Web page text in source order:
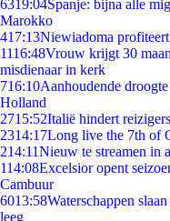
6319:04Spanje: bijna alle
Marokko
417:13Niewiadoma
1116:48Vrouw krijgt 30
misdienaar in kerk
716:10Aanhoudende
Holland
2715:52Italië hindert
2314:17Long live the 7th of
214:11Nieuw te streamen in
114:08Excelsior opent
Cambuur
6013:58Waterschappen
leeg